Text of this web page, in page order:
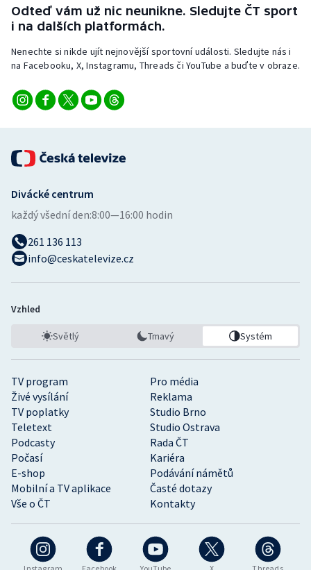
Veslování
Vodní slalom
Volejbal
Ostatní
Odteď vám už nic neunikne. Sledujte ČT sport
i na dalších platformách.
Nenechte si nikde ujít nejnovější sportovní události. Sledujte nás i
na Facebooku, X, Instagramu, Threads či YouTube a buďte v obraze.
TV program
Pro média
Živé vysílání
Reklama
TV poplatky
Studio Brno
Teletext
Studio Ostrava
Podcasty
Rada ČT
Počasí
Kariéra
E-shop
Podávání námětů
Mobilní a TV aplikace
Časté dotazy
Vše o ČT
Kontakty
Divácké centrum
každý všední den:8:00—16:00 hodin
261 136 113
info@ceskatelevize.cz
Vzhled
Světlý Tmavý Systém